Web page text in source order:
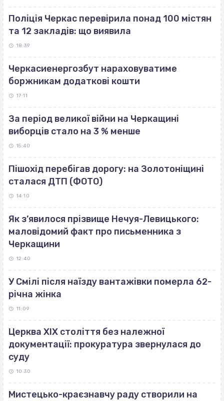
Поліція Черкас перевірила понад 100 містян
та 12 закладів: що виявила
18:39
Черкасиенергозбут нараховуватиме
боржникам додаткові кошти
17:11
За період великої війни на Черкащині
виборців стало на 3 % менше
15:40
Пішохід перебігав дорогу: на Золотоніщині
сталася ДТП (ФОТО)
14:10
Як з’явилося прізвище Нечуя-Левицького:
маловідомий факт про письменника з
Черкащини
12:40
У Смілі після наїзду вантажівки померла 62-
річна жінка
11:09
Церква ХІХ століття без належної
документації: прокуратура звернулася до
суду
10:30
Мистецько-краєзнавчу раду створили на